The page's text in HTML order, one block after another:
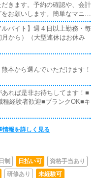
きます。予約の確認や、会計
お願いします。簡単なマニュ
て業務内容を見ながら徐々に
未経験の方でも安心して働けま
トや店舗運営など様々な企画
新規のお客様の増加】【お客
の提案を行っていただきま
いていただいているキャスト
ネットを使ったPR（写メ日
バイスを行っていただきま
トなど、ポータルサイト等の
ただきます。キャストの出勤
の作成となります。基本的に
グの更新時に簡単に文字が入
の清掃や備品の管理・補充を
ルバイト】週４日以上勤務・毎
から）（大型連休はお休み
本から選んでいただけます！
れば是非お待ちしてます！■
経験者歓迎■ブランクOK■キ
情報を詳しく見る
制 日払い可
資格手当あり
研修あり
未経験可